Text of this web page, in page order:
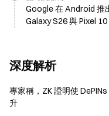
Google 在 Android 推
Galaxy S26 與 Pixel 10
深度解析
專家稱，ZK 證明使
升